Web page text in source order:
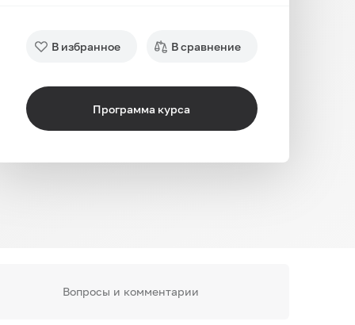
В избранное В сравнение
Программа курса
Вопросы и комментарии